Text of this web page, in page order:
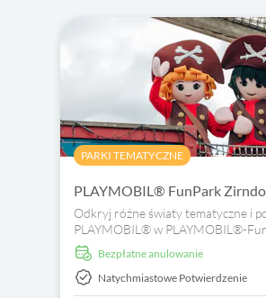
PARKI TEMATYCZNE
PLAYMOBIL® FunPark
Odkryj różne światy tematyczne i
PLAYMOBIL® w PLAYMOBIL®-
Bezpłatne anulowanie
Natychmiastowe Potwierdzenie